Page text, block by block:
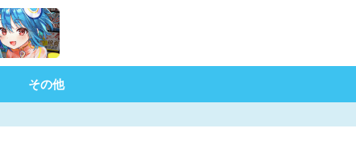
その他